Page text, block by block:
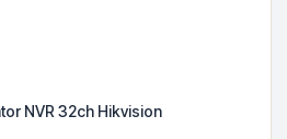
NVR 32ch Hikvision